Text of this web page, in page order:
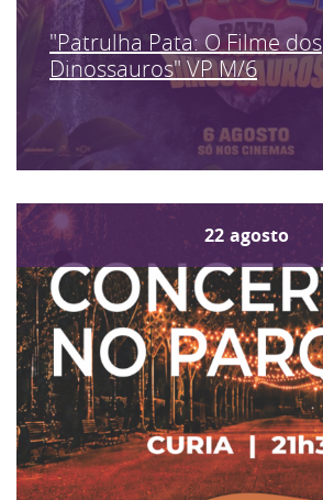
"Patrulha Pata: O Filme dos
Dinossauros" VP M/6
22 agosto